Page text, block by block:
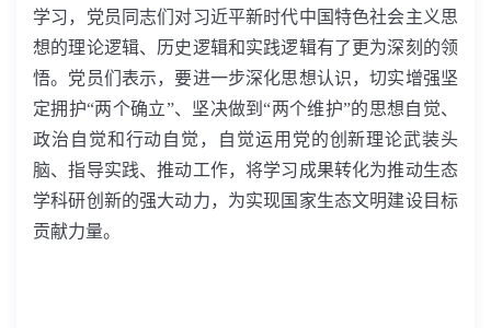
学习，党员同志们对习近平新时代中国特色社会主义思
想的理论逻辑、历史逻辑和实践逻辑有了更为深刻的领
悟。党员们表示，要进一步深化思想认识，切实增强坚
定拥护“两个确立”、坚决做到“两个维护”的思想自觉、
政治自觉和行动自觉，自觉运用党的创新理论武装头
脑、指导实践、推动工作，将学习成果转化为推动生态
学科研创新的强大动力，为实现国家生态文明建设目标
贡献力量。